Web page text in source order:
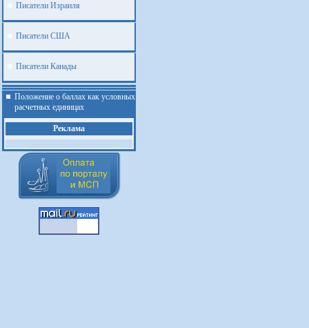
Писатели Израиля
Писатели США
Писатели Канады
Положение о баллах как условных
расчетных единицах
Реклама